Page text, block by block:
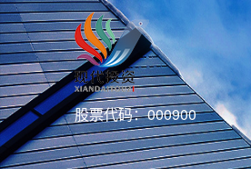
股票代码：000900